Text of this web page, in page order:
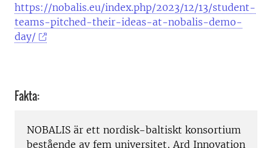
https://nobalis.eu/index.php/2023/12/13/student-
teams-pitched-their-ideas-at-nobalis-demo-
day/
Fakta:
NOBALIS är ett nordisk−baltiskt konsortium
bestående av fem universitet, Ard Innovation